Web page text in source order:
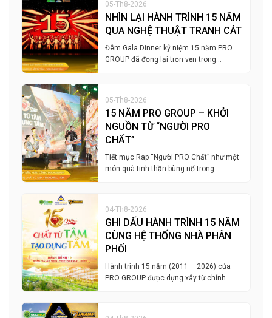
05-Th8-2026
NHÌN LẠI HÀNH TRÌNH 15 NĂM
QUA NGHỆ THUẬT TRANH CÁT
Đêm Gala Dinner kỷ niệm 15 năm PRO
GROUP đã đọng lại trọn vẹn trong…
05-Th8-2026
15 NĂM PRO GROUP – KHỞI
NGUỒN TỪ “NGƯỜI PRO
CHẤT”
Tiết mục Rap “Người PRO Chất” như một
món quà tinh thần bùng nổ trong…
04-Th8-2026
GHI DẤU HÀNH TRÌNH 15 NĂM
CÙNG HỆ THỐNG NHÀ PHÂN
PHỐI
Hành trình 15 năm (2011 – 2026) của
PRO GROUP được dựng xây từ chính…